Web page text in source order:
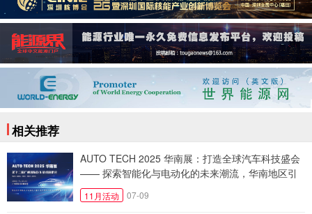
相关推荐
AUTO TECH 2025 华南展：打造全球汽车科技盛会
—— 探索智能化与电动化的未来潮流，华南地区引
领产业新四化
11月活动 07-09